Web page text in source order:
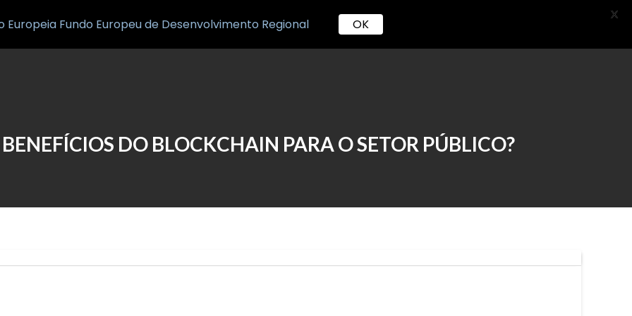
Serviços Loja
DO BLOCKCHAIN PARA O SETOR PÚBLICO?
OK
X